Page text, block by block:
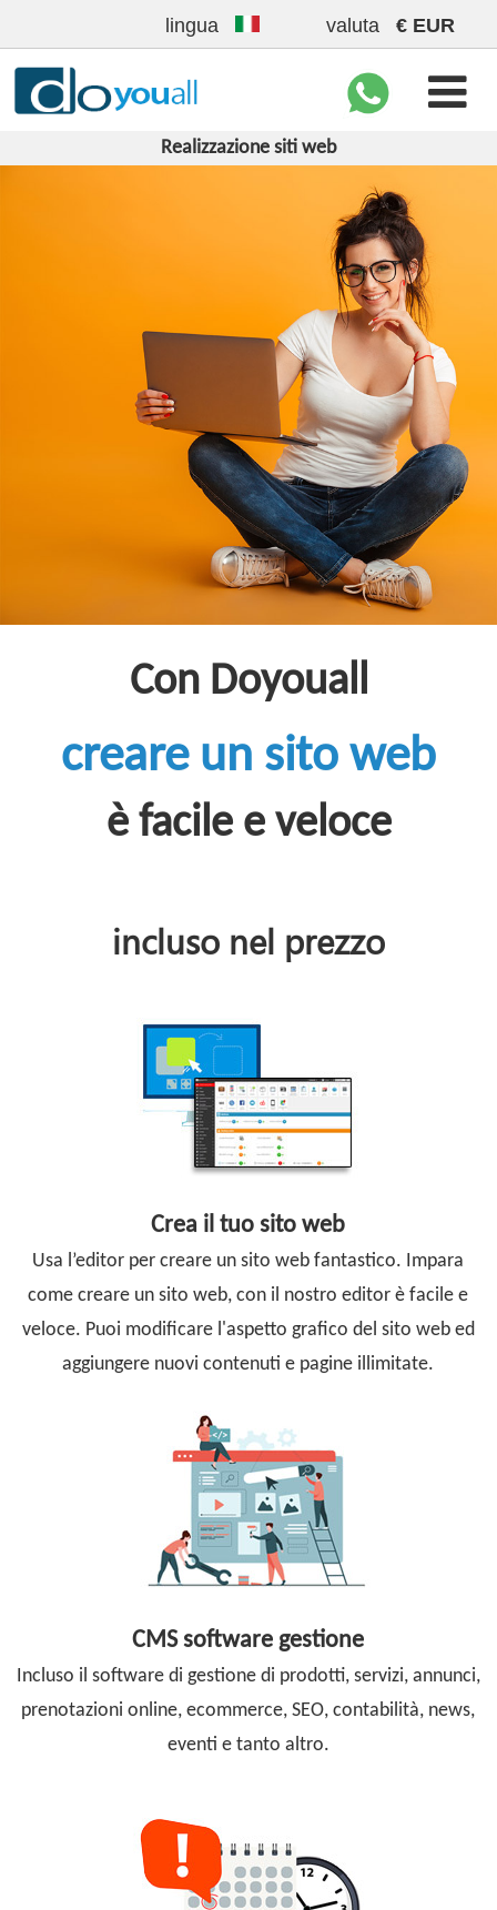
valuta€ EUR
lingua

Realizzazione siti web
Con Doyouall
creare un sito web
è facile e veloce
incluso nel prezzo
Crea il tuo sito web
Usa l’editor per creare un sito web fantastico. Impara
come creare un sito web, con il nostro editor è facile e
veloce. Puoi modificare l'aspetto grafico del sito web ed
aggiungere nuovi contenuti e pagine illimitate.
CMS software gestione
Incluso il software di gestione di prodotti, servizi, annunci,
prenotazioni online, ecommerce, SEO, contabilità, news,
eventi e tanto altro.